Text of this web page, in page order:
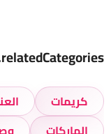
كريمات